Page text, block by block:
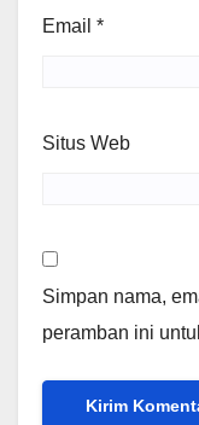
Email *
Situs Web
Simpan nama,
peramban ini